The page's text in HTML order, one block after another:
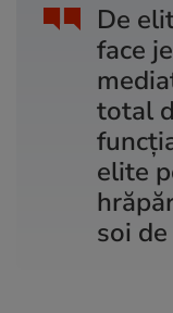
De
face
total
elite
soi